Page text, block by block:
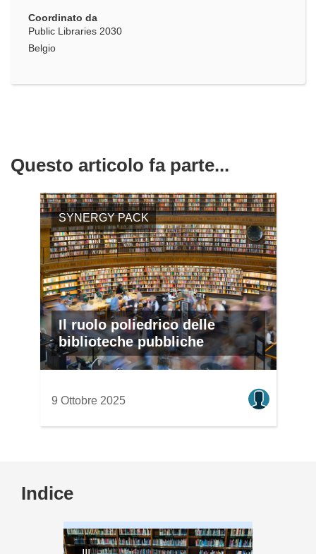
Coordinato da
Public Libraries 2030
Belgio
Questo articolo fa parte...
SYNERGY PACK
Il ruolo poliedrico delle
biblioteche pubbliche
9 Ottobre 2025
Indice